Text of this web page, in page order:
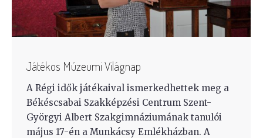
Játékos Múzeumi Világnap
A Régi idők játékaival ismerkedhettek meg a
Békéscsabai Szakképzési Centrum Szent-
Györgyi Albert Szakgimnáziumának tanulói
május 17-én a Munkácsy Emlékházban. A